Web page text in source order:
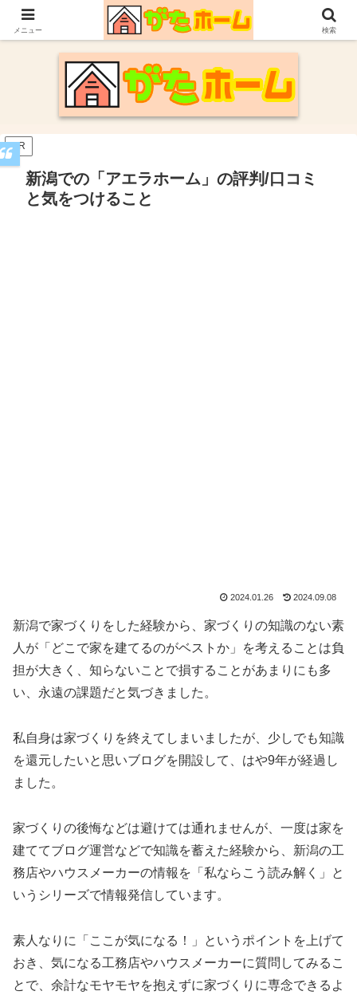
30代施主が自身の新潟での家づくり体験や参考にした情報についてまとめてい
ます。
PR
新潟での「アエラホーム」の評判/口コミ
と気をつけること
2024.01.26 2024.09.08
新潟で家づくりをした経験から、家づくりの知識のない素
人が「どこで家を建てるのがベストか」を考えることは負
担が大きく、知らないことで損することがあまりにも多
い、永遠の課題だと気づきました。
私自身は家づくりを終えてしまいましたが、少しでも知識
を還元したいと思いブログを開設して、はや9年が経過し
ました。
家づくりの後悔などは避けては通れませんが、一度は家を
建ててブログ運営などで知識を蓄えた経験から、新潟の工
務店やハウスメーカーの情報を「私ならこう読み解く」と
いうシリーズで情報発信しています。
素人なりに「ここが気になる！」というポイントを上げて
おき、気になる工務店やハウスメーカーに質問してみるこ
とで、余計なモヤモヤを抱えずに家づくりに専念できるよ
メニュー 検索